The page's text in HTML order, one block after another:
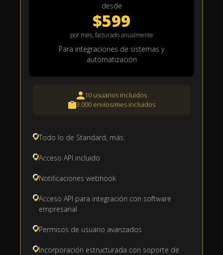
desde
$599
por mes, facturado anualmente
Para integraciones de sistemas y
automatización
10 usuarios incluidos
3.000 envíos/mes incluidos
Todo lo de Standard, más:
Acceso API incluido
Notificaciones webhook
Acceso API para integración con software
empresarial
Permisos de usuario avanzados
Incorporación estructurada con soporte de